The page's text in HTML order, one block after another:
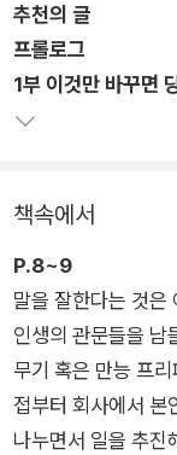
중요한 면접부터 회
과 의견을 나누면서
게 나를 소개할 때
하우를 이 책에서 낱
추천의 글
프롤로그
1부 이것만 바꾸면
책속에서
P.8~9
말을 잘한다는 것은
인생의 관문들을 남
무기 혹은 만능 프
접부터 회사에서 본
나누면서 일을 추진